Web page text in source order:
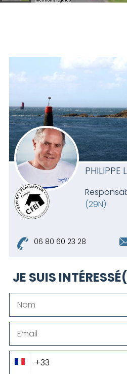
PHILIPPE
(29N)
06 80 60 23 28
JE SUIS